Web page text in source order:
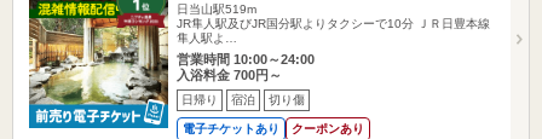
日当山駅519m
JR隼人駅及びJR国分駅よりタクシーで10分 ＪＲ日豊本線
隼人駅よ…
営業時間 10:00～24:00
入浴料金 700円～
日帰り 宿泊 切り傷
電子チケットあり クーポンあり